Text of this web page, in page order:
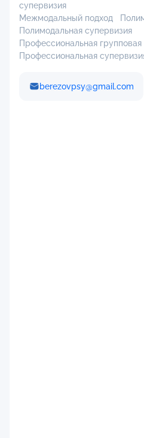
супервизия
Межмодальный подход
Полимодальная супервизия
Профессиональная групповая
Профессиональная
berezovpsy@gmail.com